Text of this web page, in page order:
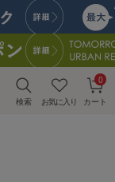
検索 お気に入り カート
0